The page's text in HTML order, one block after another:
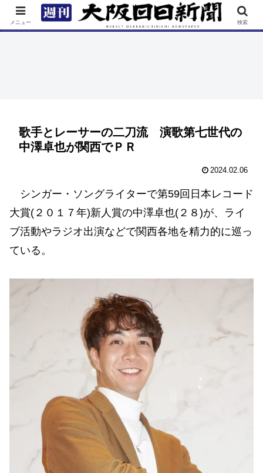
TOP 特集 ニュース 連載 街ネタ イベント
歌手とレーサーの二刀流 演歌第七世代の
中澤卓也が関西でＰＲ
2024.02.06
シンガー・ソングライターで第59回日本レコード
大賞(２０１７年)新人賞の中澤卓也(２８)が、ライ
ブ活動やラジオ出演などで関西各地を精力的に巡っ
ている。
メニュー 検索